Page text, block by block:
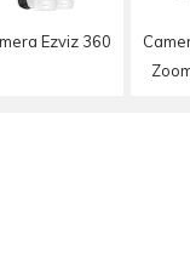
Ezviz 360